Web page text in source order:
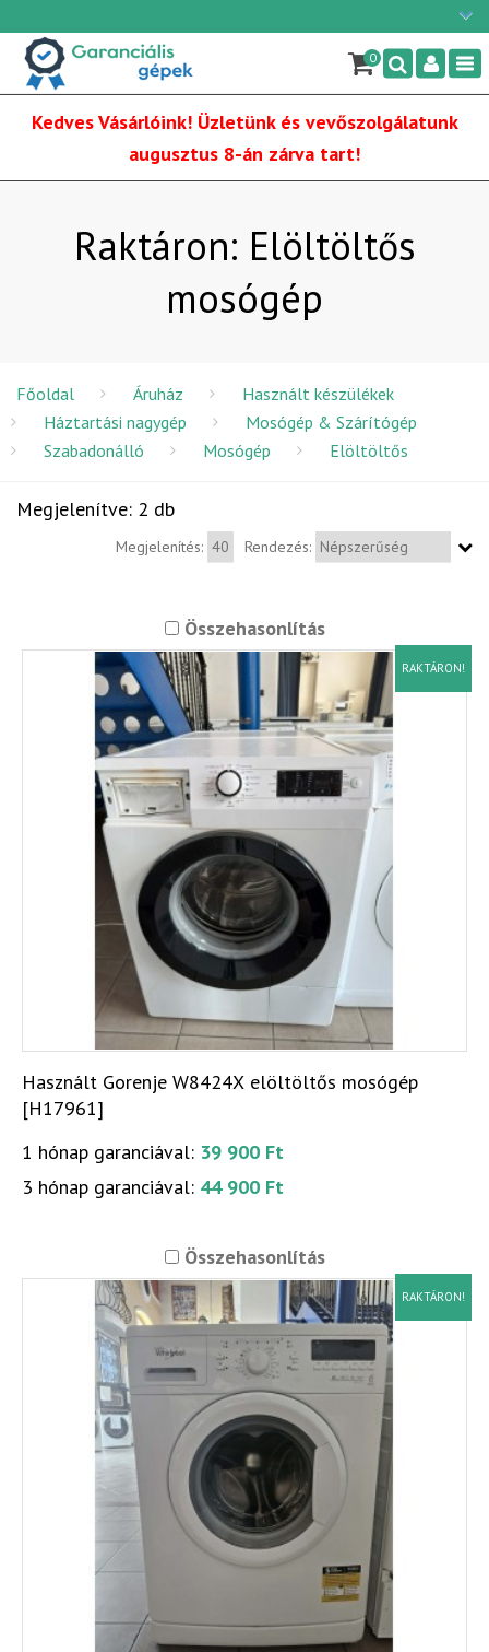
×
0
Kedves Vásárlóink! Üzletünk és vevőszolgálatunk
augusztus 8-án zárva tart!
Raktáron: Elöltöltős
mosógép
Főoldal Áruház
Használt készülékek
Háztartási nagygép
Mosógép & Szárítógép
Szabadonálló
Mosógép Elöltöltős
Megjelenítve: 2 db
Megjelenítés: Rendezés:
Összehasonlítás
RAKTÁRON!
Használt Gorenje W8424X elöltöltős mosógép
[H17961]
1 hónap garanciával: 39 900 Ft
3 hónap garanciával: 44 900 Ft
Összehasonlítás
RAKTÁRON!